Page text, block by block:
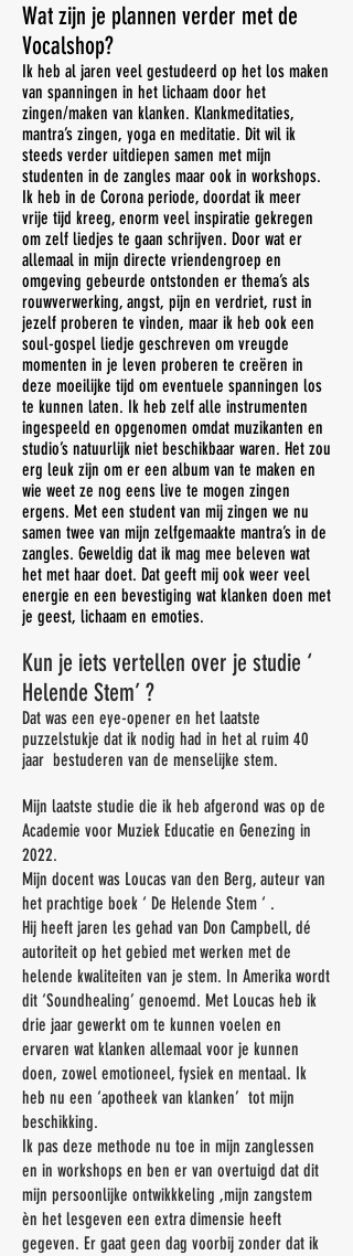
Wat zijn je plannen verder met de
Vocalshop?
Ik heb al jaren veel gestudeerd op het los maken
van spanningen in het lichaam door het
zingen/maken van klanken. Klankmeditaties,
mantra’s zingen, yoga en meditatie. Dit wil ik
steeds verder uitdiepen samen met mijn
studenten in de zangles maar ook in workshops.
Ik heb in de Corona periode, doordat ik meer
vrije tijd kreeg, enorm veel inspiratie gekregen
om zelf liedjes te gaan schrijven. Door wat er
allemaal in mijn directe vriendengroep en
omgeving gebeurde ontstonden er thema’s als
rouwverwerking, angst, pijn en verdriet, rust in
jezelf proberen te vinden, maar ik heb ook een
soul-gospel liedje geschreven om vreugde
momenten in je leven proberen te creëren in
deze moeilijke tijd om eventuele spanningen los
te kunnen laten. Ik heb zelf alle instrumenten
ingespeeld en opgenomen omdat muzikanten en
studio’s natuurlijk niet beschikbaar waren. Het zou
erg leuk zijn om er een album van te maken en
wie weet ze nog eens live te mogen zingen
ergens. Met een student van mij zingen we nu
samen twee van mijn zelfgemaakte mantra’s in de
zangles. Geweldig dat ik mag mee beleven wat
het met haar doet. Dat geeft mij ook weer veel
energie en een bevestiging wat klanken doen met
je geest, lichaam en emoties.
Kun je iets vertellen over je studie ‘
Helende Stem’ ?
Dat was een eye-opener en het laatste
puzzelstukje dat ik nodig had in het al ruim 40
jaar bestuderen van de menselijke stem.
Mijn laatste studie die ik heb afgerond was op de
Academie voor Muziek Educatie en Genezing in
2022.
Mijn docent was Loucas van den Berg, auteur van
het prachtige boek ‘ De Helende Stem ‘ .
Hij heeft jaren les gehad van Don Campbell, dé
autoriteit op het gebied met werken met de
helende kwaliteiten van je stem. In Amerika wordt
dit ‘Soundhealing’ genoemd. Met Loucas heb ik
drie jaar gewerkt om te kunnen voelen en
ervaren wat klanken allemaal voor je kunnen
doen, zowel emotioneel, fysiek en mentaal. Ik
heb nu een ‘apotheek van klanken’ tot mijn
beschikking.
Ik pas deze methode nu toe in mijn zanglessen
en in workshops en ben er van overtuigd dat dit
mijn persoonlijke ontwikkkeling ,mijn zangstem
èn het lesgeven een extra dimensie heeft
gegeven. Er gaat geen dag voorbij zonder dat ik